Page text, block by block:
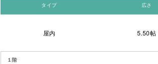
タイプ 広さ
屋内 5.50帖
１階